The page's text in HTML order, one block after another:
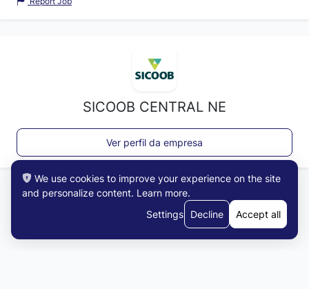
SICOOB CENTRAL NE
Ver perfil da empresa
We use cookies to improve your experience on the site
and personalize content. Learn more.
Settings
Decline Accept all